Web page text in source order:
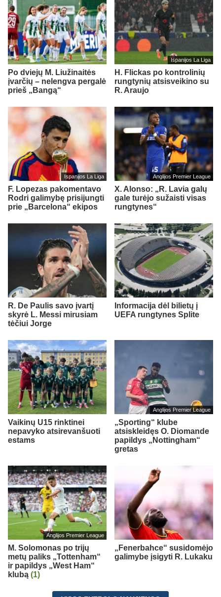
Po dviejų M. Liužinaitės
įvarčių – nelengva pergalė
prieš „Bangą“
Ispanijos La Liga
H. Flickas po kontrolinių
rungtynių atsisveikino su
R. Araujo
Ispanijos La Liga
F. Lopezas pakomentavo
Rodri galimybę prisijungti
prie „Barcelona“ ekipos
Anglijos Premier League
X. Alonso: „R. Lavia galų
gale turėjo sužaisti visas
rungtynes“
R. De Paulis savo įvartį
skyrė L. Messi mirusiam
tėčiui Jorge
Informacija dėl bilietų į
UEFA rungtynes Splite
Vaikinų U15 rinktinei
nepavyko atsirevanšuoti
estams
Anglijos Premier League
„Sporting“ klube
atsiskleidęs O. Diomande
papildys „Nottingham“
gretas
Anglijos Premier League
M. Solomonas po trijų
metų paliks „Tottenham“
ir papildys „West Ham“
klubą (1)
„Fenerbahce“ susidomėjo
galimybe įsigyti R. Lukaku